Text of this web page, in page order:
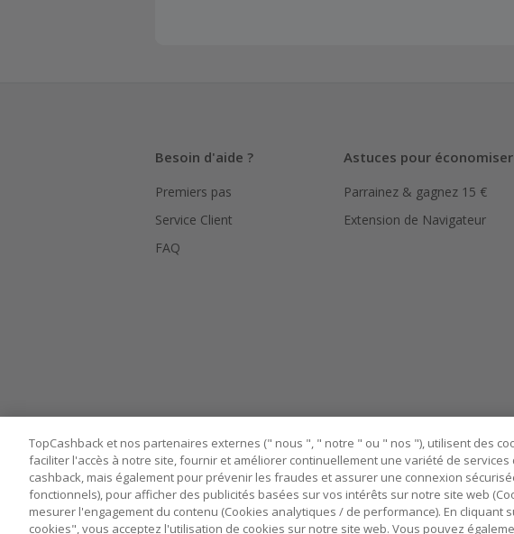
Besoin d'aide ?
Premiers pas
Service Client
FAQ
Astuces pour économiser
Parrainez & gagnez 15 €
Extension de Navigateur
TopCashback et nos partenaires externes (" nous ", " notre " ou " nos "), utilisent des
faciliter l'accès à notre site, fournir et améliorer continuellement une variété de services
cashback, mais également pour prévenir les fraudes et assurer une connexion
fonctionnels), pour afficher des publicités basées sur vos intérêts sur notre site web
mesurer l'engagement du contenu (Cookies analytiques / de performance). En cliquant
cookies", vous acceptez l'utilisation de cookies sur notre site web. Vous pouvez